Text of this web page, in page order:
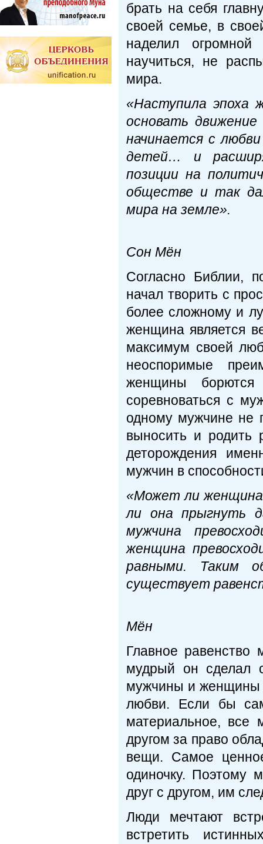
брать на себя
своей семье, в
наделил
научиться, не
мира.
«Наступила эпоха
основать
начинается с
детей… и
позиции на
обществе и так
мира на земле».
Сон Мён
Согласно Библии,
начал творить с
более сложному и
женщина является
максимум своей
неоспоримые
женщины
соревноваться с
одному мужчине не
выносить и родить
деторождения
мужчин в
«Может ли
ли она прыгнуть
мужчина
женщина
равными. Таким
существует
Мён
Главное равенство
мудрый он сделал
мужчины и женщины
любви. Если бы
материальное,
другом за право
вещи. Самое
одиночку. Поэтому
друг с другом, им
Люди мечтают
встретить